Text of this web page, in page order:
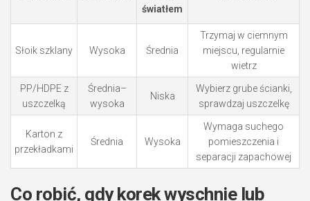
światłem
Słoik szklany Wysoka Średnia
Trzymaj w ciemnym
miejscu, regularnie
wietrz
PP/HDPE z
uszczelką
Średnia–
wysoka
Niska
Wybierz grube ścianki,
sprawdzaj uszczelkę
Karton z
przekładkami
Średnia Wysoka
Wymaga suchego
pomieszczenia i
separacji zapachowej
Co robić, gdy korek wyschnie lub